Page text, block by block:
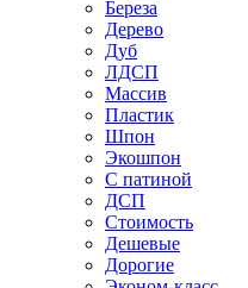
Береза
Дерево
Дуб
ЛДСП
Массив
Пластик
Шпон
Экошпон
С патиной
ДСП
Стоимость
Дешевые
Дорогие